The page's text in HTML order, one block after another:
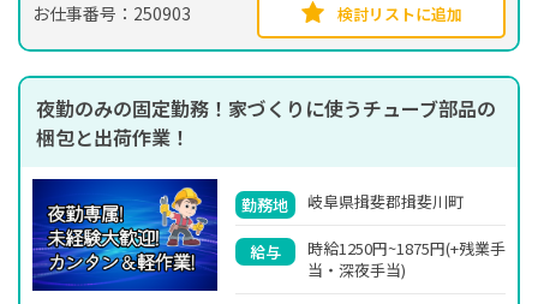
お仕事番号：250903 検討リストに追加
夜勤のみの固定勤務！家づくりに使うチューブ部品の
梱包と出荷作業！
勤務地 岐阜県揖斐郡揖斐川町
給与
時給1250円~1875円(+残業手
当・深夜手当)